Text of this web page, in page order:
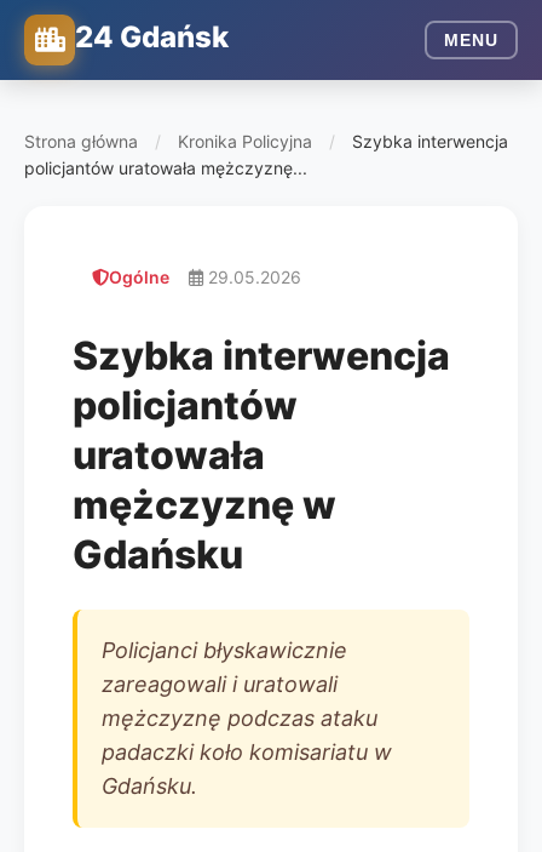
24 Gdańsk MENU
Strona główna / Kronika Policyjna /
Szybka interwencja
policjantów uratowała mężczyznę...
Ogólne 29.05.2026
Szybka interwencja
policjantów
uratowała
mężczyznę w
Gdańsku
Policjanci błyskawicznie
zareagowali i uratowali
mężczyznę podczas ataku
padaczki koło komisariatu w
Gdańsku.